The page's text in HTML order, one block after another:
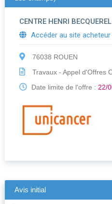
CENTRE HENRI BECQUEREL
Accéder au site acheteur
76038 ROUEN
Travaux - Appel d'Offres
Date limite de l'offre : 22/
Avis initial